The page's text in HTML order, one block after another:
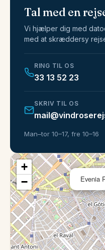
Tal med en
Vi hjælper dig med
med at skræddersy
RING TIL OS
33 13 52 23
SKRIV TIL OS
Man–tor 10–17, fre 10–16
Evenia
+
−